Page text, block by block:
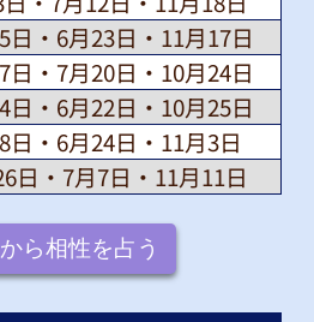
日・6月23日・11月17日
日・7月20日・10月24日
日・6月22日・10月25日
日・6月24日・11月3日
日・7月7日・11月11日
ら相性を占う